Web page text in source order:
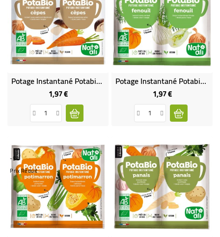
Potage Instantané Potabio Cèpes BIO
1,97 €Prix
Potage Instantané Potabio Fenouil BIO
1,97 €Prix
-5%
Prix Réduit